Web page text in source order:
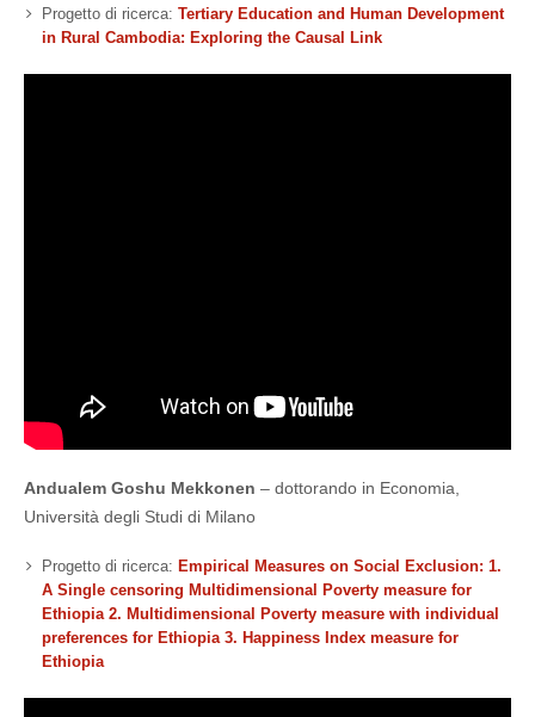
Progetto di ricerca:Tertiary Education and Human Development
in Rural Cambodia: Exploring the Causal Link
Andualem Goshu Mekkonen – dottorando in Economia,
Università degli Studi di Milano
Progetto di ricerca:Empirical Measures on Social Exclusion: 1.
A Single censoring Multidimensional Poverty measure for
Ethiopia 2. Multidimensional Poverty measure with individual
preferences for Ethiopia 3. Happiness Index measure for
Ethiopia